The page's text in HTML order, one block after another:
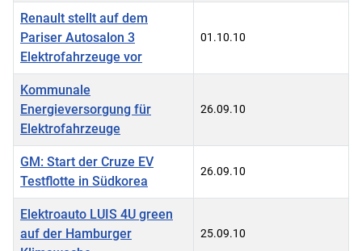
Renault stellt auf dem
Pariser Autosalon 3
Elektrofahrzeuge vor
01.10.10
Kommunale
Energieversorgung für
Elektrofahrzeuge
26.09.10
GM: Start der Cruze EV
Testflotte in Südkorea
26.09.10
Elektroauto LUIS 4U green
auf der Hamburger
25.09.10